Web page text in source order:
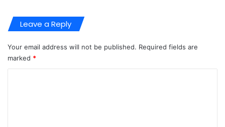
Leave a Reply
Your email address will not be published. Required fields are
marked *